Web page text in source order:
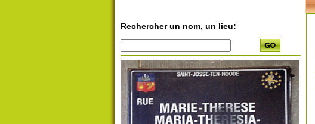
Rechercher un nom, un lieu: